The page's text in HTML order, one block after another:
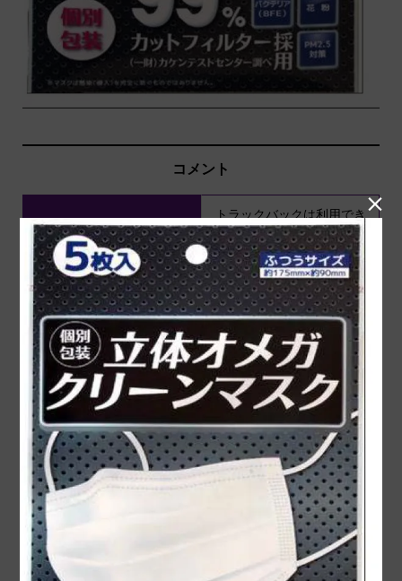
コメント
コメント ( 0 )
トラックバックは利用でき
ません。
この記事へのコメントはありません。
名前 ( 必須 )
E-MAIL ( 必須 ) ※ 公開されません
URL
